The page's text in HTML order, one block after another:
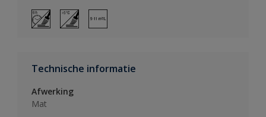
Technische informatie
Afwerking
Mat